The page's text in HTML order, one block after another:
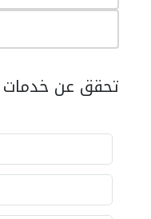
تحقق عن خدمات